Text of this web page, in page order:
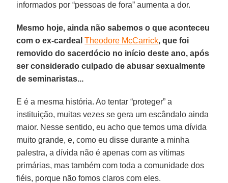
informados por “pessoas de fora” aumenta a dor.
Mesmo hoje, ainda não sabemos o que aconteceu
com o ex-cardealTheodore McCarrick, que foi
removido do sacerdócio no início deste ano, após
ser considerado culpado de abusar sexualmente
de seminaristas...
E é a mesma história. Ao tentar “proteger” a
instituição, muitas vezes se gera um escândalo ainda
maior. Nesse sentido, eu acho que temos uma dívida
muito grande, e, como eu disse durante a minha
palestra, a dívida não é apenas com as vítimas
primárias, mas também com toda a comunidade dos
fiéis, porque não fomos claros com eles.